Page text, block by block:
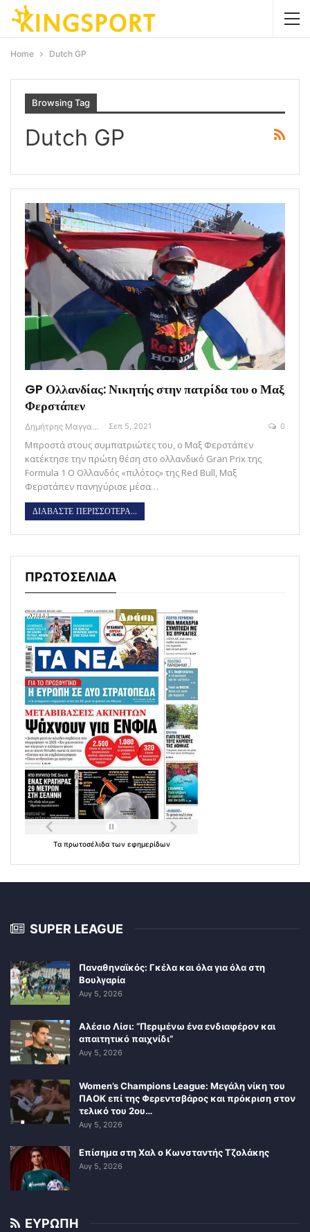
Home Dutch GP
Browsing Tag
Dutch GP
GP Ολλανδίας: Νικητής στην πατρίδα του ο Μαξ
Φερστάπεν
Δημήτρης Μαγγανάρης Σεπ 5, 2021 0
Μπροστά στους συμπατριώτες του, ο Μαξ Φερστάπεν
κατέκτησε την πρώτη θέση στο ολλανδικό Gran Prix της
Formula 1 Ο Ολλανδός «πιλότος» της Red Bull, Μαξ
Φερστάπεν πανηγύρισε μέσα…
ΔΙΑΒΑΣΤΕ ΠΕΡΙΣΣΟΤΕΡΑ...
ΠΡΩΤΟΣΕΛΙΔΑ
Τα πρωτοσέλιδα των εφημερίδων
SUPER LEAGUE
Παναθηναϊκός: Γκέλα και όλα για όλα στη
Βουλγαρία
Αυγ 5, 2026
Αλέσιο Λίσι: “Περιμένω ένα ενδιαφέρον και
απαιτητικό παιχνίδι”
Αυγ 5, 2026
Women’s Champions League: Μεγάλη νίκη του
ΠΑΟΚ επί της Φερεντσβάρος και πρόκριση στον
τελικό του 2ου…
Αυγ 5, 2026
Επίσημα στη Χαλ ο Κωνσταντής Τζολάκης
Αυγ 5, 2026
ΕΥΡΩΠΗ